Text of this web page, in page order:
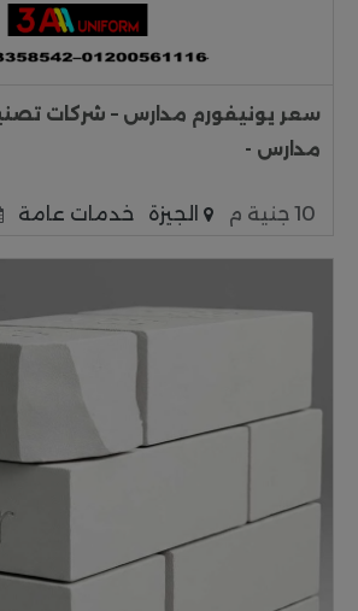
سعر يونيفورم مدارس – شركات
مدارس -
10 جنية م الجيزة خدمات عامة